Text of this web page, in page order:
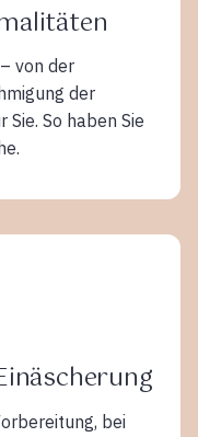
von der
der
So haben Sie
bei